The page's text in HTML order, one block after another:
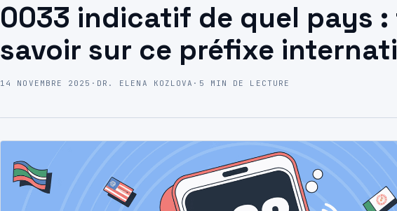
0033 indicatif de quel pays
savoir sur ce préfixe
14 NOVEMBRE 2025 · DR. ELENA KOZLOVA · 5 MIN DE LECTURE